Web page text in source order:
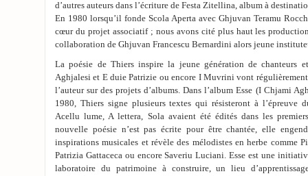
d’autres auteurs dans l’écriture de Festa Zitellina, album à
En 1980 lorsqu’il fonde Scola Aperta avec Ghjuvan Teramu
cœur du projet associatif ; nous avons cité plus haut les
collaboration de Ghjuvan Francescu Bernardini alors jeune
La poésie de Thiers inspire la jeune génération de chanteurs
Aghjalesi et E duie Patrizie ou encore I Muvrini vont
l’auteur sur des projets d’albums. Dans l’album Esse (I Chjami
1980, Thiers signe plusieurs textes qui résisteront à l’épreuve
Acellu lume, A lettera, Sola avaient été édités dans les
nouvelle poésie n’est pas écrite pour être chantée, elle
inspirations musicales et révèle des mélodistes en herbe comme
Patrizia Gattaceca ou encore Saveriu Luciani. Esse est une
laboratoire du patrimoine à construire, un lieu